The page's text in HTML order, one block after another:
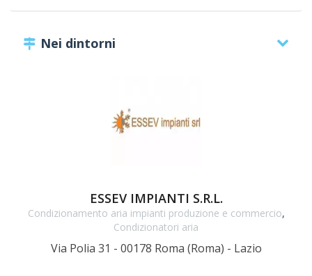
Nei dintorni
ESSEV IMPIANTI S.R.L.
Condizionamento aria impianti produzione e commercio,
Condizionatori aria
Via Polia 31 - 00178 Roma (Roma) - Lazio